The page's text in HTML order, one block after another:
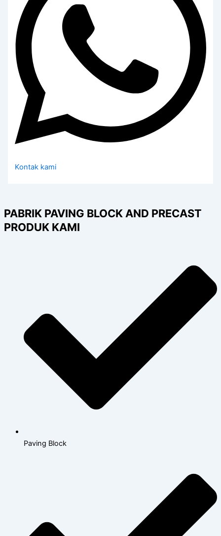
Kontak kami
PABRIK PAVING BLOCK AND PRECAST
PRODUK KAMI
Paving Block